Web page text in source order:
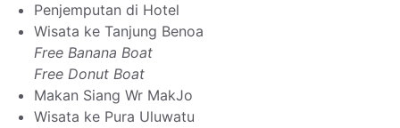
Penjemputan di Hotel
Wisata ke Tanjung Benoa
Free Banana Boat
Free Donut Boat
Makan Siang Wr MakJo
Wisata ke Pura Uluwatu